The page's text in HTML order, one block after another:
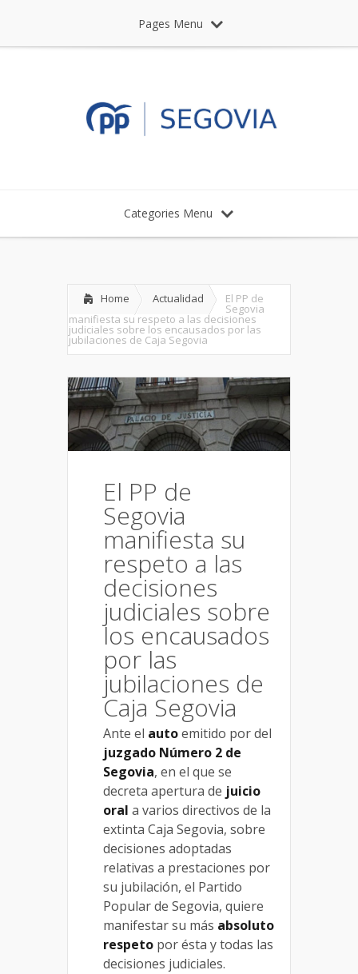
Pages Menu
Categories Menu
Home Actualidad El PP de
Segovia
manifiesta su respeto a las decisiones
judiciales sobre los encausados por las
jubilaciones de Caja Segovia
El PP de
Segovia
manifiesta su
respeto a las
decisiones
judiciales sobre
los encausados
por las
jubilaciones de
Caja Segovia
Ante el autoemitido por del
juzgado Número 2 de
Segovia, en el que se
decreta apertura de juicio
oral a varios directivos de la
extinta Caja Segovia, sobre
decisiones adoptadas
relativas a prestaciones por
su jubilación, el Partido
Popular de Segovia, quiere
manifestar su más absoluto
respeto por ésta y todas las
decisiones judiciales.